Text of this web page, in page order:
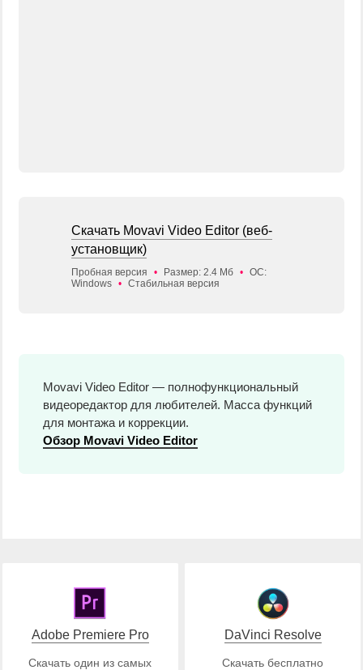
Скачать Movavi Video Editor (веб-
установщик)
Пробная версия • Размер: 2.4 Мб • ОС:
Windows • Стабильная версия
Movavi Video Editor — полнофункциональный
видеоредактор для любителей. Масса функций
для монтажа и коррекции.
Обзор Movavi Video Editor
Adobe Premiere Pro
Скачать один из самых
DaVinci Resolve
Скачать бесплатно